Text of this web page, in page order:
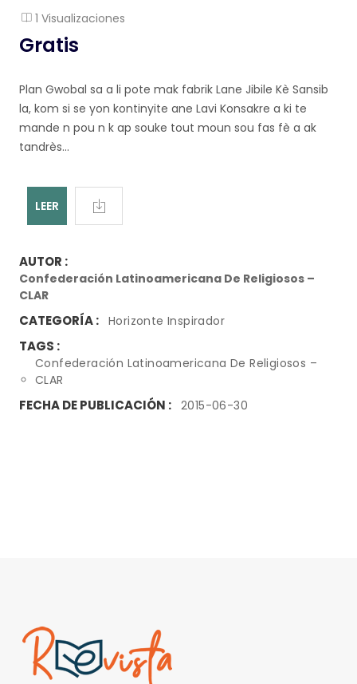
1 Visualizaciones
Gratis
Plan Gwobal sa a li pote mak fabrik Lane Jibile Kè Sansib
la, kom si se yon kontinyite ane Lavi Konsakre a ki te
mande n pou n k ap souke tout moun sou fas fè a ak
tandrès...
LEER
AUTOR :
Confederación Latinoamericana De Religiosos –
CLAR
CATEGORÍA : Horizonte Inspirador
TAGS :
Confederación Latinoamericana De Religiosos –
CLAR
FECHA DE PUBLICACIÓN : 2015-06-30